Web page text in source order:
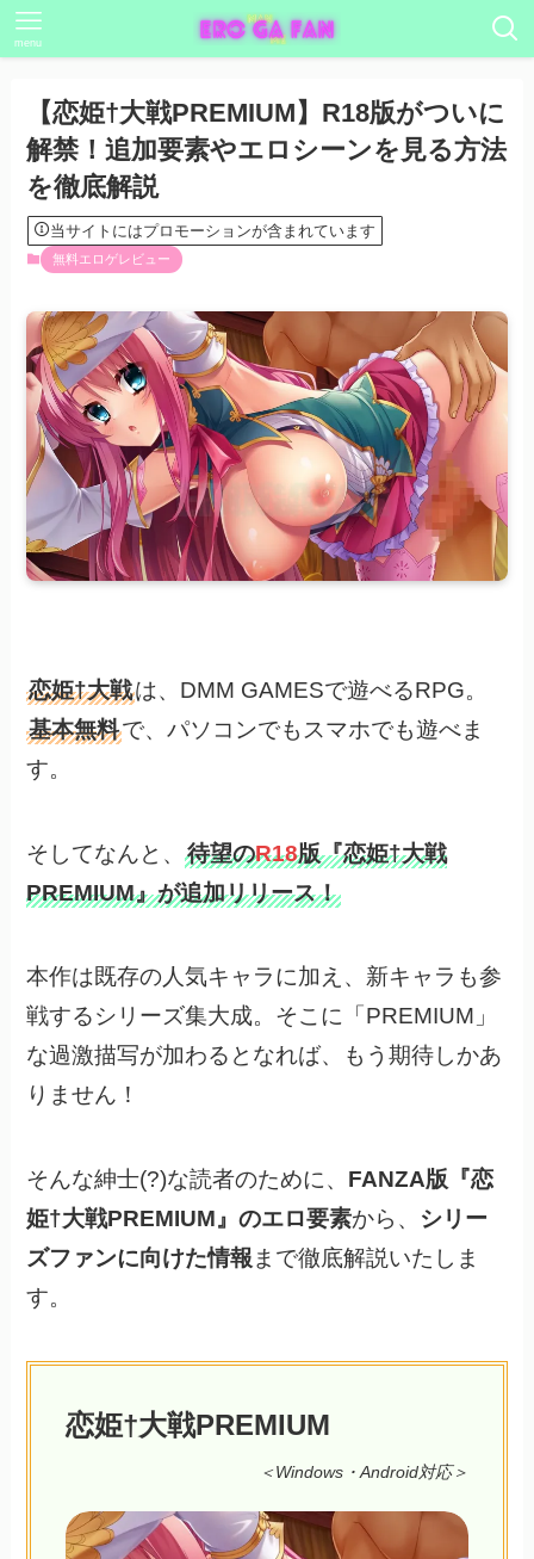
menu
【恋姫†大戦PREMIUM】R18版がついに
解禁！追加要素やエロシーンを見る方法
を徹底解説
当サイトにはプロモーションが含まれています
無料エロゲレビュー
恋姫†大戦は、DMM GAMESで遊べるRPG。
基本無料で、パソコンでもスマホでも遊べま
す。
そしてなんと、待望のR18版『恋姫†大戦
PREMIUM』が追加リリース！
本作は既存の人気キャラに加え、新キャラも参
戦するシリーズ集大成。そこに「PREMIUM」
な過激描写が加わるとなれば、もう期待しかあ
りません！
そんな紳士(?)な読者のために、 FANZA版『恋
姫†大戦PREMIUM』のエロ要素から、 シリー
ズファンに向けた情報 まで徹底解説いたしま
す。
恋姫†大戦PREMIUM
＜Windows・Android対応＞